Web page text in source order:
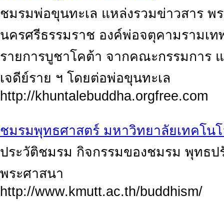
ชมรมพ่อขุนทะเล แหล่งรวมข่าวสาร พร
นครศรีธรรมราช องค์พ่อจตุคามรามเ
รายการบูชาโคต้า จากคณะกรรมการ
เจดีย์ราย ฯ โดยต่อพ่อขุนทะเล
http://khuntalebuddha.orgfree.com
ชมรมพุทธศาสตร์ มหาวิทยาลัยเทคโน
ประวัติชมรม กิจกรรมของชมรม พุทธ
พระศาสนา
http://www.kmutt.ac.th/buddhism/